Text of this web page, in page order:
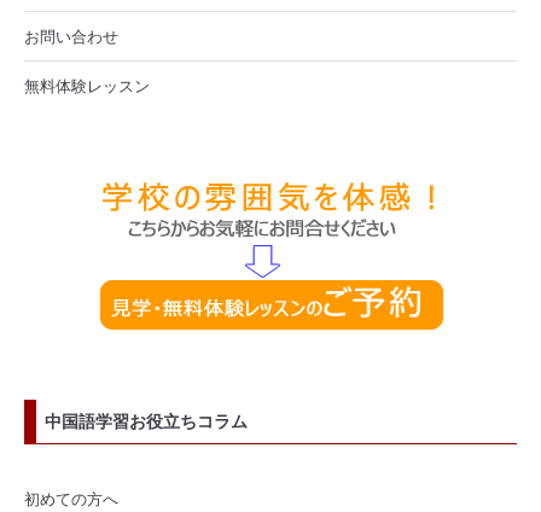
お問い合わせ
無料体験レッスン
中国語学習お役立ちコラム
初めての方へ